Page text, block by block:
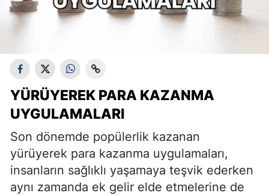
YÜRÜYEREK PARA KAZANMA
UYGULAMALARI
Son dönemde popülerlik kazanan
yürüyerek para kazanma uygulamaları,
insanların sağlıklı yaşamaya teşvik ederken
aynı zamanda ek gelir elde etmelerine de